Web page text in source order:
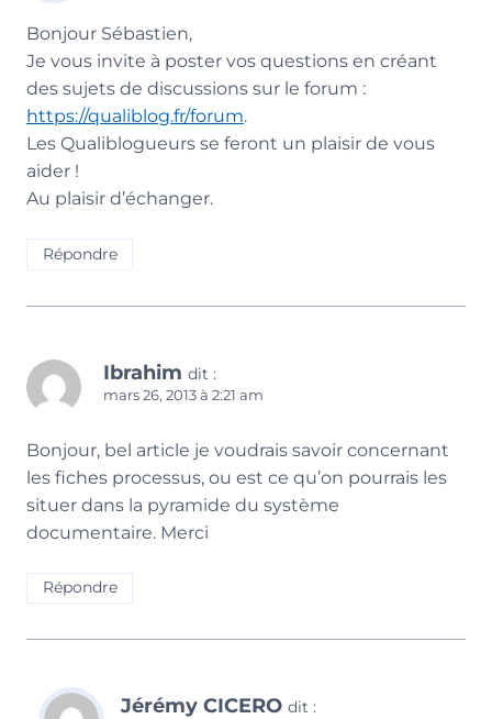
Bonjour Sébastien,
Je vous invite à poster vos questions en créant
des sujets de discussions sur le forum :
https://qualiblog.fr/forum.
Les Qualiblogueurs se feront un plaisir de vous
aider !
Au plaisir d’échanger.
Répondre
Ibrahim dit :
mars 26, 2013 à 2:21 am
Bonjour, bel article je voudrais savoir concernant
les fiches processus, ou est ce qu’on pourrais les
situer dans la pyramide du système
documentaire. Merci
Répondre
Jérémy CICERO dit :